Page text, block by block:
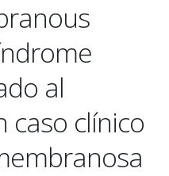
al
caso clínico